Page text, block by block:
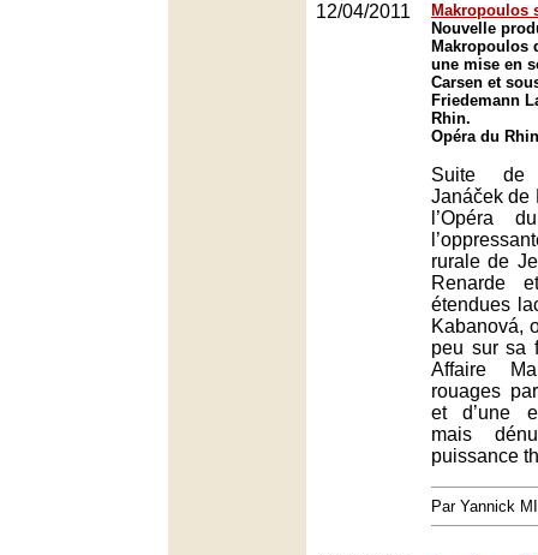
12/04/2011
Makropoulos
Nouvelle
Makropoulos
une mise en
Carsen et
Friedemann
Rhin.
Opéra du
Suite de
Janáček de
l’Opéra
rurale de
Renarde
étendues
Kabanová,
peu sur sa
Affaire
rouages
et d’une
mais
puissance
Par Yannick